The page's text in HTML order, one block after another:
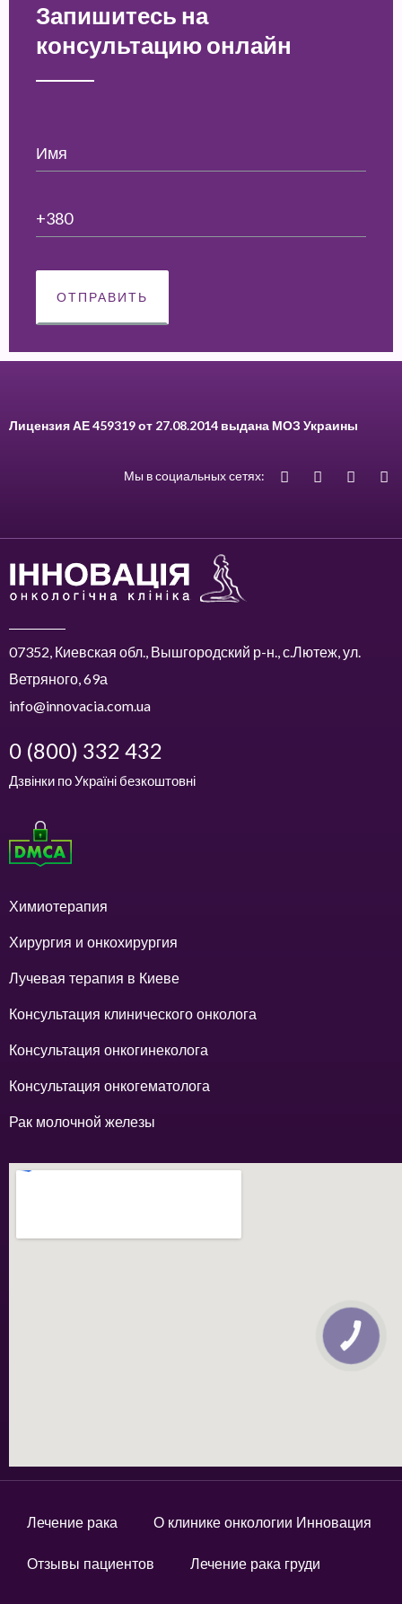
Запишитесь на
консультацию онлайн
Лицензия АЕ 459319 от 27.08.2014 выдана МОЗ Украины
Мы в социальных сетях:
07352, Киевская обл., Вышгородский р-н., с.Лютеж, ул.
Ветряного, 69а
info@innovacia.com.ua
0 (800) 332 432
Дзвінки по Україні безкоштовні
Химиотерапия
Хирургия и онкохирургия
Лучевая терапия в Киеве
Консультация клинического онколога
Консультация онкогинеколога
Консультация онкогематолога
Рак молочной железы
Лечение рака О клинике онкологии Инновация
Отзывы пациентов Лечение рака груди
КНОПКА
ЗВ'ЯЗКУ